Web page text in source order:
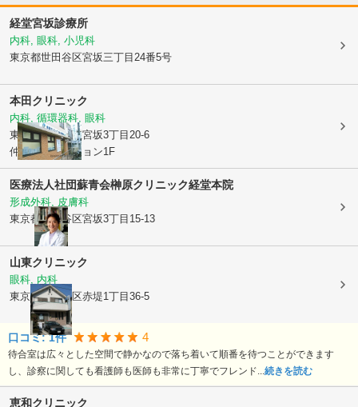
経堂宮坂診療所
内科, 眼科, 小児科
東京都世田谷区宮坂三丁目24番5号
本田クリニック
内科, 循環器科, 眼科
東京都世田谷区宮坂3丁目20-6
仲田学生マンション1F
医療法人社団蘇青会榊原クリニック経堂本院
形成外科, 皮膚科
東京都世田谷区宮坂3丁目15-13
山東クリニック
眼科, 内科
東京都世田谷区赤堤1丁目36-5
口コミ:1件 4
待合室は広々とした空間で静かなので落ち着いて順番を待つことができます
し、診察に関しても看護師も医師も非常に丁寧でフレンド...続きを読む
恵和クリニック